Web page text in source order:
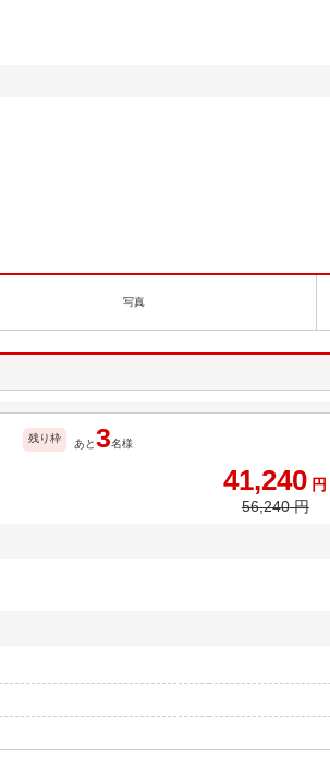
写真
残り枠
あと3名様
41,240 円
56,240円